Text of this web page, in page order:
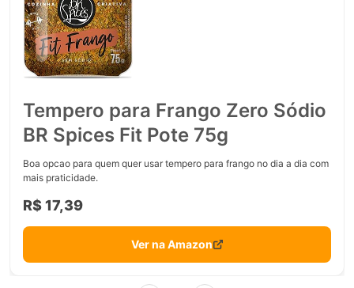
Tempero para Frango Zero Sódio
BR Spices Fit Pote 75g
Boa opcao para quem quer usar tempero para frango no dia a dia com
mais praticidade.
R$ 17,39
Ver na Amazon